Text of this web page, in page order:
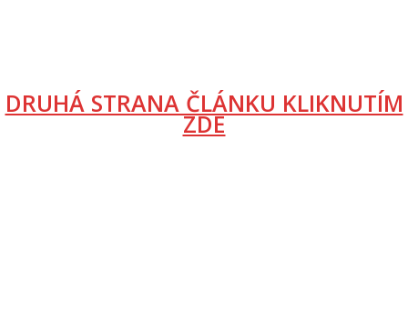
DRUHÁ STRANA ČLÁNKU KLIKNUTÍM
ZDE